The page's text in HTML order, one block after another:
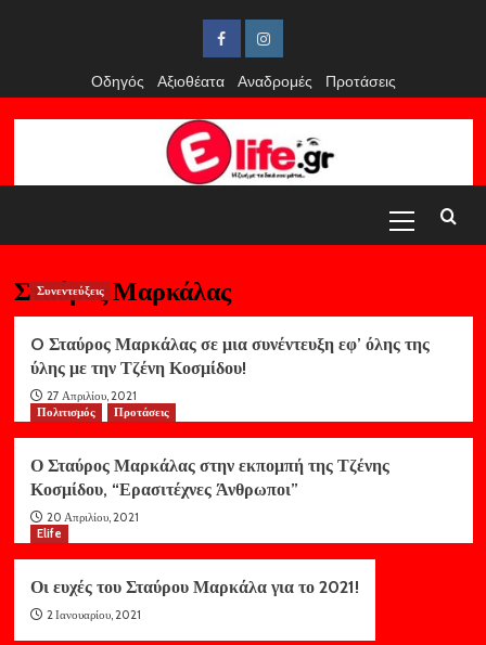
FacebookInstagram
Οδηγός
Αξιοθέατα Αναδρομές Προτάσεις
Menu
Σταύρος Μαρκάλας
Συνεντεύξεις
O Σταύρος Μαρκάλας σε μια συνέντευξη εφ’ όλης της
ύλης με την Τζένη Κοσμίδου!
27 Απριλίου, 2021
Πολιτισμός
Προτάσεις
Ο Σταύρος Μαρκάλας στην εκπομπή της Τζένης
Κοσμίδου, “Ερασιτέχνες Άνθρωποι”
20 Απριλίου, 2021
Elife
Οι ευχές του Σταύρου Μαρκάλα για το 2021!
2 Ιανουαρίου, 2021